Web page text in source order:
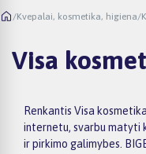
/Kvepalai, kosmetika, higiena/
Visa
Renkantis Visa
internetu, svarbu matyti
ir pirkimo galimybes.